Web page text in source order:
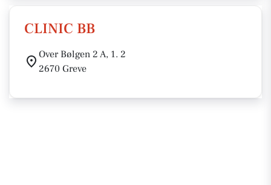
CLINIC BB
Over Bølgen 2 A, 1. 2
2670 Greve